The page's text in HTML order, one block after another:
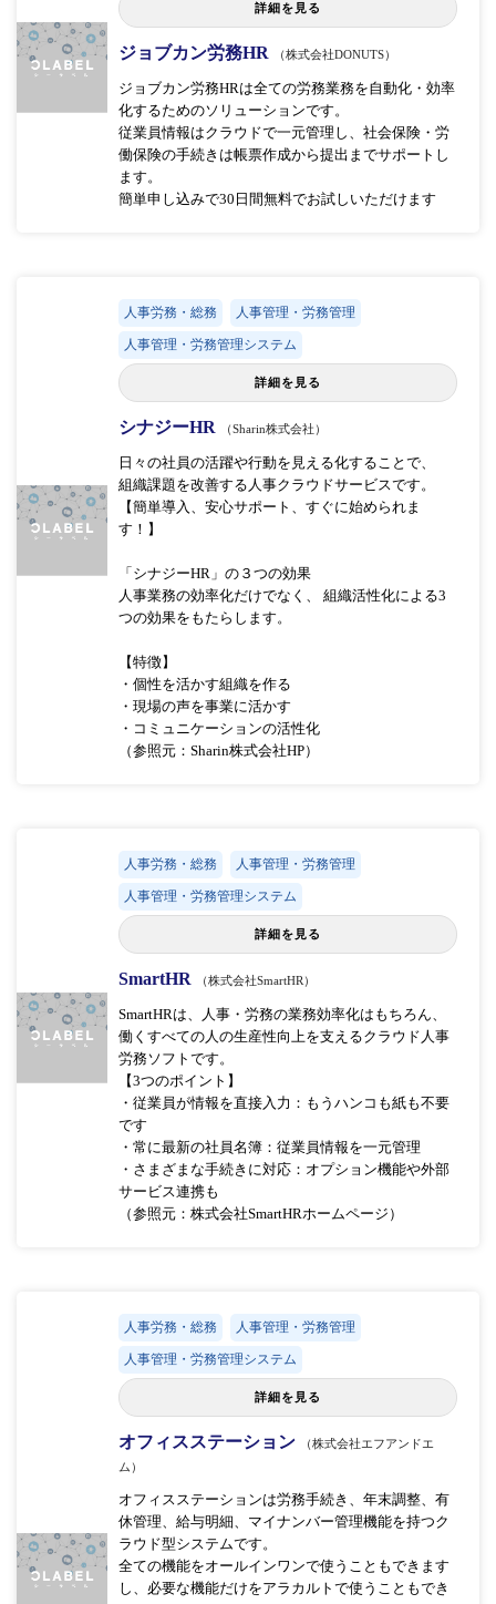
詳細を見る
ジョブカン労務HR （株式会社DONUTS）
ジョブカン労務HRは全ての労務業務を自動化・効率
化するためのソリューションです。
従業員情報はクラウドで一元管理し、社会保険・労
働保険の手続きは帳票作成から提出までサポートし
ます。
簡単申し込みで30日間無料でお試しいただけます
人事労務・総務 人事管理・労務管理
人事管理・労務管理システム
詳細を見る
シナジーHR （Sharin株式会社）
日々の社員の活躍や行動を見える化することで、
組織課題を改善する人事クラウドサービスです。
【簡単導入、安心サポート、すぐに始められま
す！】
「シナジーHR」の３つの効果
人事業務の効率化だけでなく、 組織活性化による3
つの効果をもたらします。
【特徴】
・個性を活かす組織を作る
・現場の声を事業に活かす
・コミュニケーションの活性化
（参照元：Sharin株式会社HP）
人事労務・総務 人事管理・労務管理
人事管理・労務管理システム
詳細を見る
SmartHR （株式会社SmartHR）
SmartHRは、人事・労務の業務効率化はもちろん、
働くすべての人の生産性向上を支えるクラウド人事
労務ソフトです。
【3つのポイント】
・従業員が情報を直接入力：もうハンコも紙も不要
です
・常に最新の社員名簿：従業員情報を一元管理
・さまざまな手続きに対応：オプション機能や外部
サービス連携も
（参照元：株式会社SmartHRホームページ）
人事労務・総務 人事管理・労務管理
人事管理・労務管理システム
詳細を見る
オフィスステーション
（株式会社エフアンドエ
ム）
オフィスステーションは労務手続き、年末調整、有
休管理、給与明細、マイナンバー管理機能を持つク
ラウド型システムです。
全ての機能をオールインワンで使うこともできます
し、必要な機能だけをアラカルトで使うこともでき